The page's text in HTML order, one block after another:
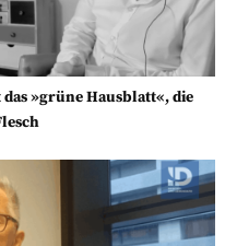
»grüne Hausblatt«, die